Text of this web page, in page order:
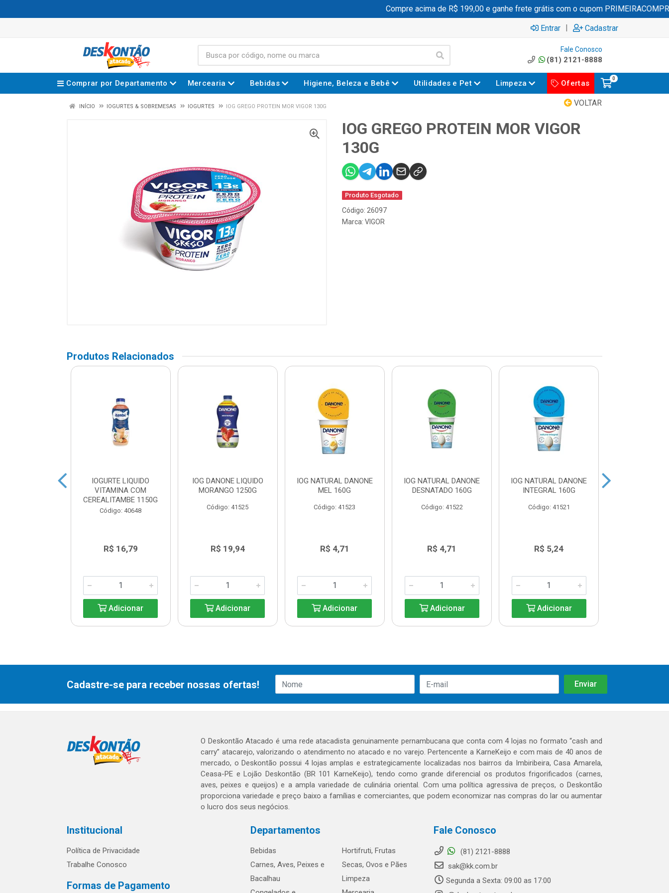
Compre acima de R$ 199,00 e ganhe frete grátis com o cupom PRIMEIRACOMPRA
Entrar | Cadastrar
Fale Conosco
(81) 2121-8888
Comprar por Departamento Mercearia Bebidas Higiene, Beleza e Bebê Utilidades e Pet Limpeza Ofertas
0
VOLTAR
INÍCIO IOGURTES & SOBREMESAS IOGURTES IOG GREGO PROTEIN MOR VIGOR 130G
IOG GREGO PROTEIN MOR VIGOR
130G
Produto Esgotado
Código: 26097
Marca: VIGOR
Produtos Relacionados
IOGURTE LIQUIDO
VITAMINA COM
CEREALITAMBE 1150G
Código: 40648
R$ 16,79
Adicionar
IOG DANONE LIQUIDO
MORANGO 1250G
Código: 41525
R$ 19,94
Adicionar
IOG NATURAL DANONE
MEL 160G
Código: 41523
R$ 4,71
Adicionar
IOG NATURAL DANONE
DESNATADO 160G
Código: 41522
R$ 4,71
Adicionar
IOG NATURAL DANONE
INTEGRAL 160G
Código: 41521
R$ 5,24
Adicionar
Cadastre-se para receber nossas ofertas!
O Deskontão Atacado é uma rede atacadista genuinamente pernambucana que conta com 4 lojas no formato “cash and
carry” atacarejo, valorizando o atendimento no atacado e no varejo. Pertencente a KarneKeijo e com mais de 40 anos de
mercado, o Deskontão possui 4 lojas amplas e estrategicamente localizadas nos bairros da Imbiribeira, Casa Amarela,
Ceasa-PE e Lojão Deskontão (BR 101 KarneKeijo), tendo como grande diferencial os produtos frigorificados (carnes,
aves, peixes e queijos) e a ampla variedade de culinária oriental. Com uma política agressiva de preços, o Deskontão
proporciona variedade e preço baixo a famílias e comerciantes, que podem economizar nas compras do lar ou aumentar
o lucro dos seus negócios.
Institucional
Política de Privacidade
Trabalhe Conosco
Formas de Pagamento
Departamentos
Bebidas
Carnes, Aves, Peixes e
Bacalhau
Hortifruti, Frutas
Secas, Ovos e Pães
Limpeza
Fale Conosco
(81) 2121-8888
sak@kk.com.br
Segunda a Sexta: 09:00 as 17:00